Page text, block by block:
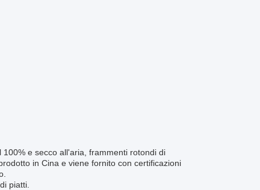
e secco all'aria, frammenti rotondi di
in Cina e viene fornito con certificazioni
piatti.